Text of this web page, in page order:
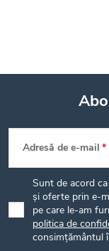
S
u
b
Adresă de e-mail
Sunt de acord
și oferte prin e-
pe care le-am
politica de
consimțământul